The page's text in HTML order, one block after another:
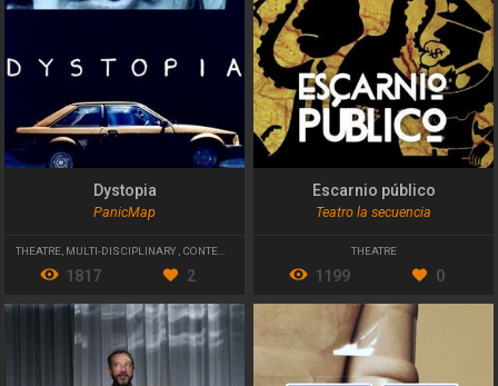
Dystopia
PanicMap
THEATRE MULTI-DISCIPLINARY CONTEMPORARY THEATRE
1817 2
Escarnio público
Teatro la secuencia
THEATRE
1199 0